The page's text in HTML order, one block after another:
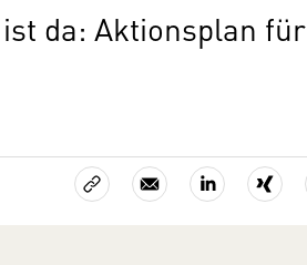
da: Aktionsplan für